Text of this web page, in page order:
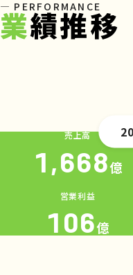
PERFORMANCE
業績推移
売上高
1,668億
営業利益
106億